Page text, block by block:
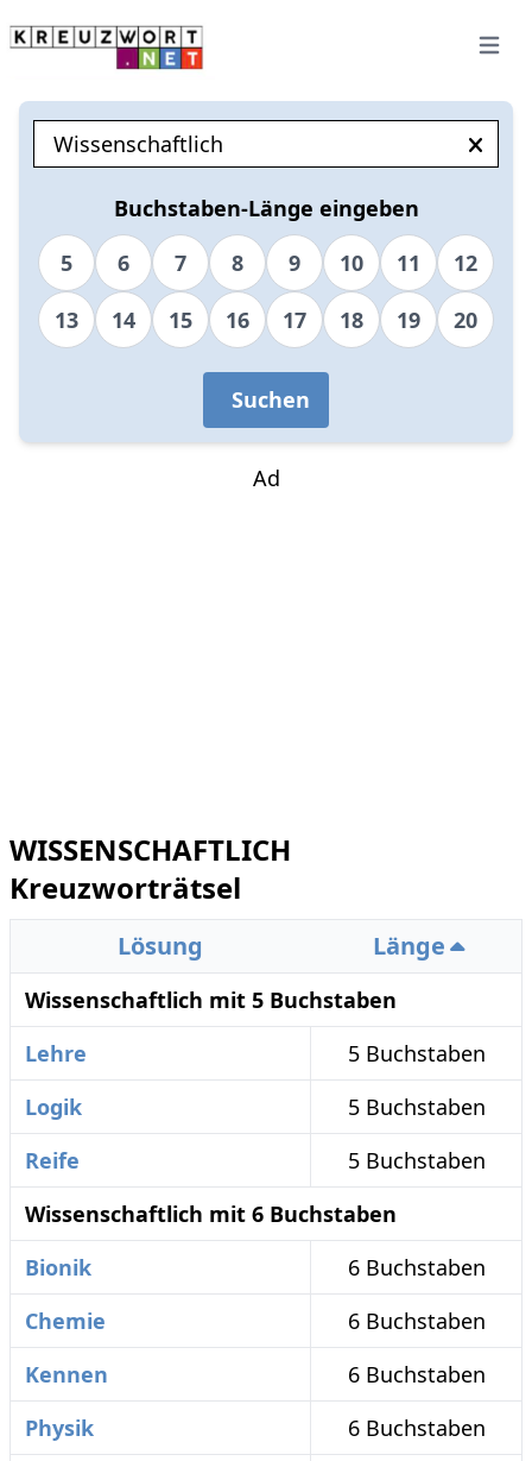
Open
Buchstaben-Länge eingeben
5
6 7 8 9 10 11
12
13
14 15 16 17 18 19 20
Suchen
Ad
WISSENSCHAFTLICH
Kreuzworträtsel
Lösung Länge
Wissenschaftlich mit 5 Buchstaben
Lehre
5 Buchstaben
Logik
5 Buchstaben
Reife
5 Buchstaben
Wissenschaftlich mit 6 Buchstaben
Bionik
6 Buchstaben
Chemie
6 Buchstaben
Kennen
6 Buchstaben
Physik
6 Buchstaben